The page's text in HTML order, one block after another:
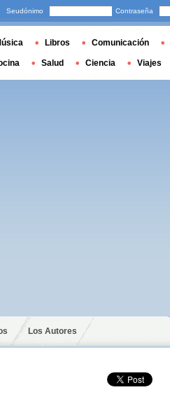
Los Autores
Seudónimo Contraseña
Libros Comunicación
Salud Ciencia Viajes